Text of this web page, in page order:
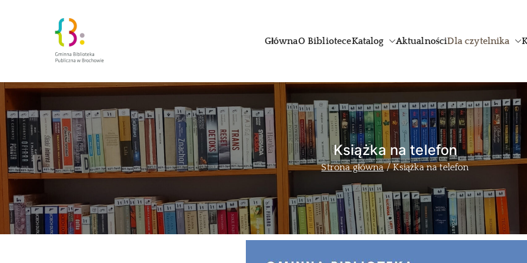
GłównaO BiblioteceKatalog AktualnościDla czytelnika
Książka na telefon
Strona główna Książka na telefon